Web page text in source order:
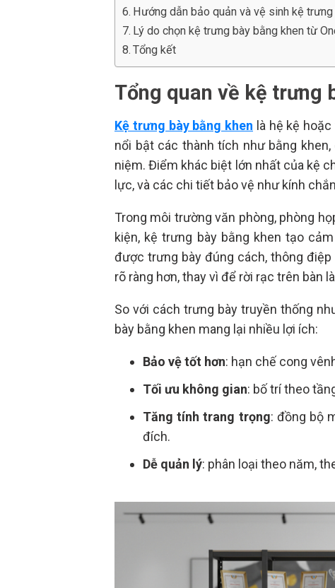
Hướng dẫn bảo quản và vệ sinh kệ
Lý do chọn kệ trưng bày bằng khen từ
Tổng kết
Tổng quan về kệ trưng
Kệ trưng bày bằng khen là hệ kệ
nổi bật các thành tích như bằng
niệm. Điểm khác biệt lớn nhất của kệ
lực, và các chi tiết bảo vệ như kính
Trong môi trường văn phòng, phòng
kiện, kệ trưng bày bằng khen tạo
được trưng bày đúng cách, thông
rõ ràng hơn, thay vì để rời rạc trên bàn
So với cách trưng bày truyền thống
bày bằng khen mang lại nhiều lợi ích:
Bảo vệ tốt hơn: hạn chế cong
Tối ưu không gian: bố trí theo
Tăng tính trang trọng: đồng bộ
đích.
Dễ quản lý: phân loại theo năm,